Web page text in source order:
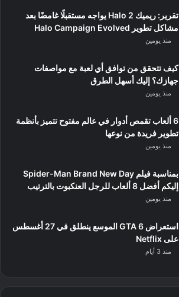
تقرير: ريميك Halo 2 يواجه مستقبلًا غامضًا بعد
مشاكل تطوير Halo Campaign Evolved
منذ يومين
كيف تتحقق من توافق أي لعبة مع مواصفات
جهازك؟ إليك أسهل الطرق
منذ يومين
6 ألعاب تقمص أدوار في عالم مفتوح تتميز بأنظمة
تطوير فريدة من نوعها
منذ يومين
بمناسبة فيلم Spider-Man Brand New Day
إليكم أفضل 8 ألعاب للرجل العنكبوت بالترتيب
منذ يومين
استعراض GTA 6 الموسع ينطلق في 27 أغسطس
على Netflix
منذ 3 أيام